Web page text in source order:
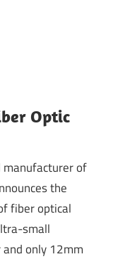
Optic
of
the
fiber optical
small
only 12mm